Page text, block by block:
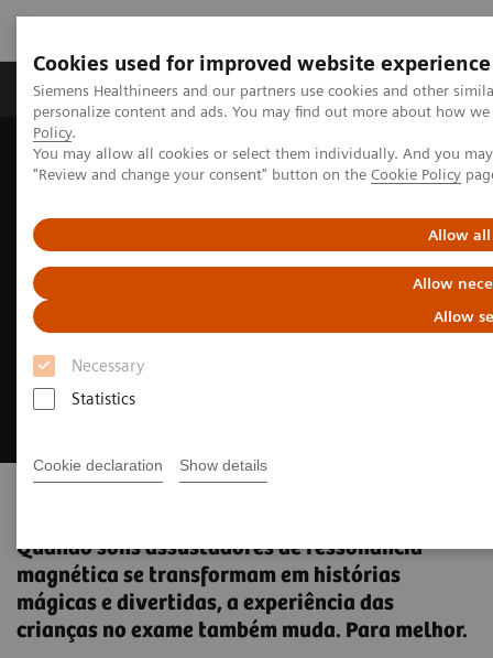
Cookies used for improved website experience
Siemens Healthineers and our partners use cookies and other
personalize content and ads. You may find out more about how
Policy.
You may allow all cookies or select them individually. And you
"Review and change your consent" button on the Cookie Policy
Allow all
Allow
Allow
Necessary
Statistics
Cookie declaration Show details
Grupos de Produtos Suporte e Documentação
Home News & Stories Magnetic Stories
Quando sons assustadores de ressonância
magnética se transformam em histórias
mágicas e divertidas, a experiência das
crianças no exame também muda. Para melhor.